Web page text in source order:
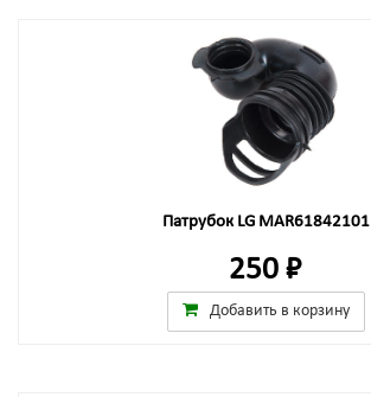
Патрубок LG MAR61842101
250 ₽
Добавить в корзину